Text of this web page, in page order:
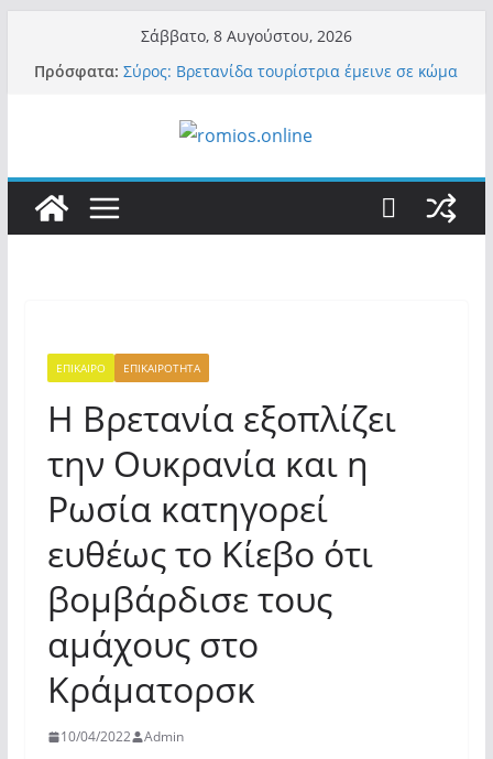
περιεχόμενο
Σάββατο, 8 Αυγούστου, 2026
Πρόσφατα: Σύρος: Βρετανίδα τουρίστρια έμεινε σε κώμα
– Η «μάχη» με τη σπάνια λοίμωξη
Οι ρυθμιστές – Σαμαράς και Κασιδιάρης θα
στο σύστημα και η συνεργασία με Le Pen
«Ελπίδα για Δημοκρατία» σε ΜΜΕ: «Στόχος
Ελλάδα
ΕΠΙΚΑΙΡΟ ΕΠΙΚΑΙΡΟΤΗΤΑ
Η Βρετανία εξοπλίζει
την Ουκρανία και η
Ρωσία κατηγορεί
ευθέως το Κίεβο ότι
βομβάρδισε τους
αμάχους στο
Κράματορσκ
10/04/2022 Admin